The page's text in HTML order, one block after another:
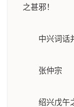
之甚邪！
中兴词话
张仲宗
绍兴戊午之